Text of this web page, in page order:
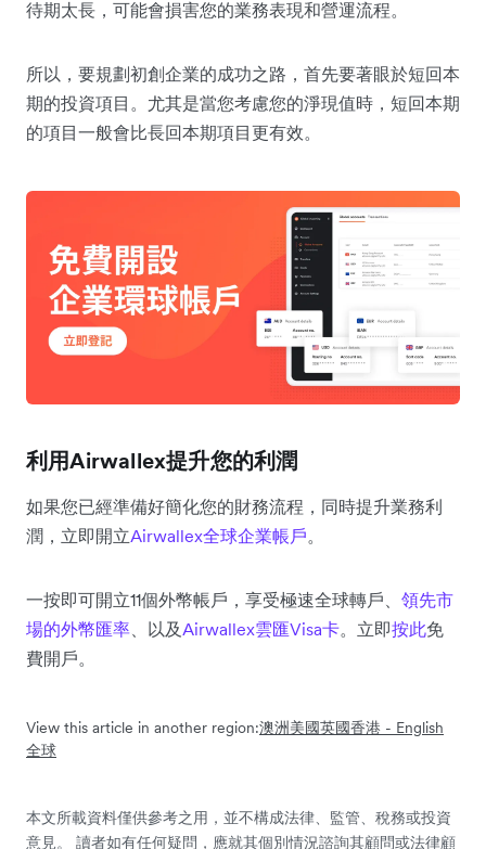
待期太長，可能會損害您的業務表現和營運流程。
所以，要規劃初創企業的成功之路，首先要著眼於短回本
期的投資項目。尤其是當您考慮您的淨現值時，短回本期
的項目一般會比長回本期項目更有效。
利用Airwallex提升您的利潤
如果您已經準備好簡化您的財務流程，同時提升業務利
潤，立即開立Airwallex全球企業帳戶。
一按即可開立11個外幣帳戶，享受極速全球轉戶、 領先市
場的外幣匯率 、以及 Airwallex雲匯Visa卡。立即按此免
費開戶。
View this article in another region:澳洲美國英國香港 - English
全球
本文所載資料僅供參考之用，並不構成法律、監管、稅務或投資
意見。 讀者如有任何疑問，應就其個別情況諮詢其顧問或法律顧